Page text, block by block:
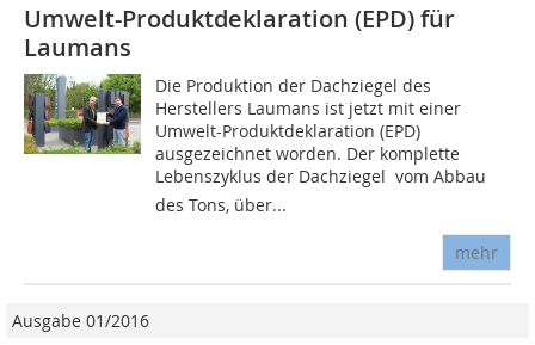
Umwelt-Produktdeklaration (EPD) für
Laumans
Die Produktion der Dachziegel des
Herstellers Laumans ist jetzt mit einer
Umwelt-Produktdeklaration (EPD)
ausgezeichnet worden. Der komplette
Lebenszyklus der Dachziegel  vom Abbau
des Tons, über...
mehr
Ausgabe 01/2016